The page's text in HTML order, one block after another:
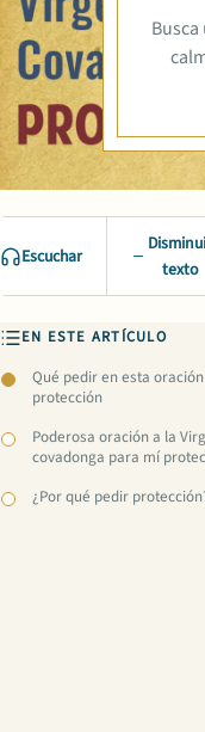
Escuchar
texto
EN ESTE ARTÍCULO
Qué pedir en esta
protección
Poderosa oración a la
covadonga para mí
¿Por qué pedir